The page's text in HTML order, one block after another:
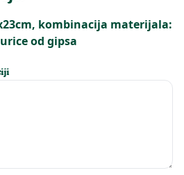
kombinacija materijala:
od gipsa